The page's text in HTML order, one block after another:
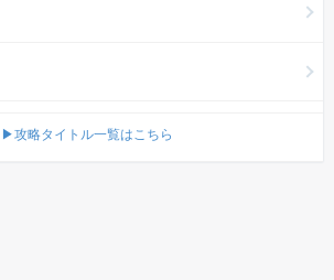
▶攻略タイトル一覧はこちら